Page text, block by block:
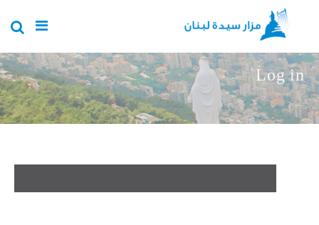
Skip to main content
Log in